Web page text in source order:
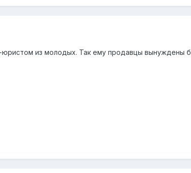
из молодых. Так ему продавцы вынуждены